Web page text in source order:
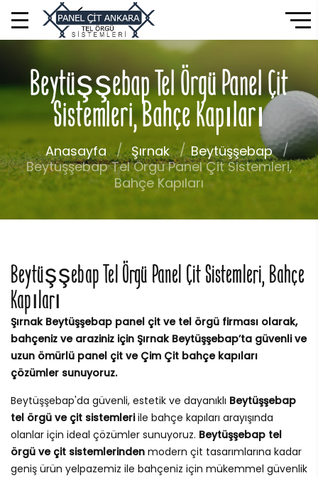
Beytüşşebap Tel Örgü Panel Çit
Sistemleri, Bahçe Kapıları
Anasayfa Şırnak
Beytüşşebap
Beytüşşebap Tel Örgü Panel Çit Sistemleri,
Bahçe Kapıları
Beytüşşebap Tel Örgü Panel Çit Sistemleri, Bahçe
Kapıları
Şırnak Beytüşşebap panel çit ve tel örgü firması olarak,
bahçeniz ve araziniz için Şırnak Beytüşşebap’ta güvenli ve
uzun ömürlü panel çit ve Çim Çit bahçe kapıları
çözümler sunuyoruz.
Beytüşşebap'da güvenli, estetik ve dayanıklı Beytüşşebap
tel örgü ve çit sistemleriile bahçe kapıları arayışında
olanlar için ideal çözümler sunuyoruz. Beytüşşebap tel
örgü ve çit sistemlerinden modern çit tasarımlarına kadar
geniş ürün yelpazemiz ile bahçeniz için mükemmel güvenlik